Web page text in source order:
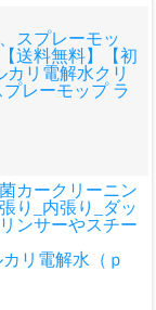
スプレーモッ
【送料無料】【初
リ電解水クリ
レーモップ ラ
カークリーニン
り_内張り_ダッ
ンサーやスチー
リ電解水（ｐ